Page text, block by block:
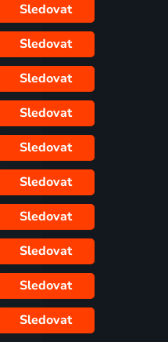
Sledovat
Sledovat
Sledovat
Sledovat
Sledovat
Sledovat
Sledovat
Sledovat
Sledovat
Sledovat